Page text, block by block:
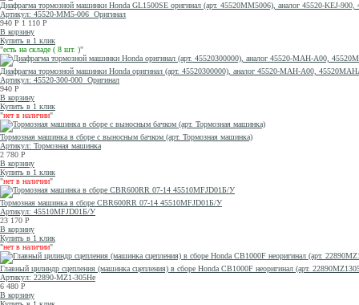
Диафрагма тормозной машинки Honda GL1500SE оригинал (арт. 45520MM5006), аналог 45520-KEJ-
Артикул: 45520-MM5-006 Оригинал
940 Р 1 110 Р
В корзину
Купить в 1 клик
"есть на складе ( 8 шт. )"
Диафрагма тормозной машинки Honda оригинал (арт. 45520300000), аналог 45520-MAH-A00,
Артикул: 45520-300-000 Оригинал
940 Р
В корзину
Купить в 1 клик
"нет в наличии"
Тормозная машинка в сборе с выносным бачком (арт. Тормозная машинка)
Артикул: Тормозная машинка
2 780 Р
В корзину
Купить в 1 клик
"нет в наличии"
Тормозная машинка в сборе CBR600RR 07-14 45510MFJD01Б/У
Артикул: 45510MFJD01Б/У
23 170 Р
В корзину
Купить в 1 клик
"нет в наличии"
Главный цилиндр сцепления (машинка сцепления) в сборе Honda CB1000F неоригинал (арт.
Артикул: 22890-MZ1-305He
6 480 Р
В корзину